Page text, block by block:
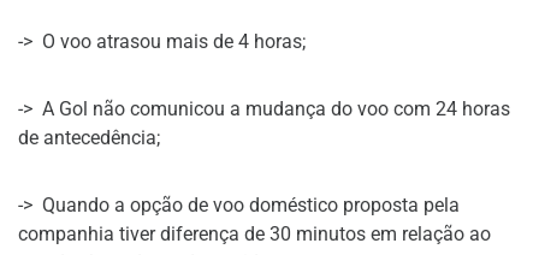
-> O voo atrasou mais de 4 horas;
-> A Gol não comunicou a mudança do voo com 24 horas
de antecedência;
-> Quando a opção de voo doméstico proposta pela
companhia tiver diferença de 30 minutos em relação ao